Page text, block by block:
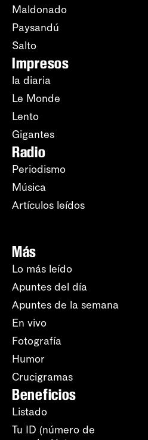
Maldonado
Paysandú
Salto
Impresos
la diaria
Le Monde
Lento
Gigantes
Radio
Periodismo
Música
Artículos leídos
Más
Lo más leído
Apuntes del día
Apuntes de la semana
En vivo
Fotografía
Humor
Crucigramas
Beneficios
Listado
Tu ID (número de